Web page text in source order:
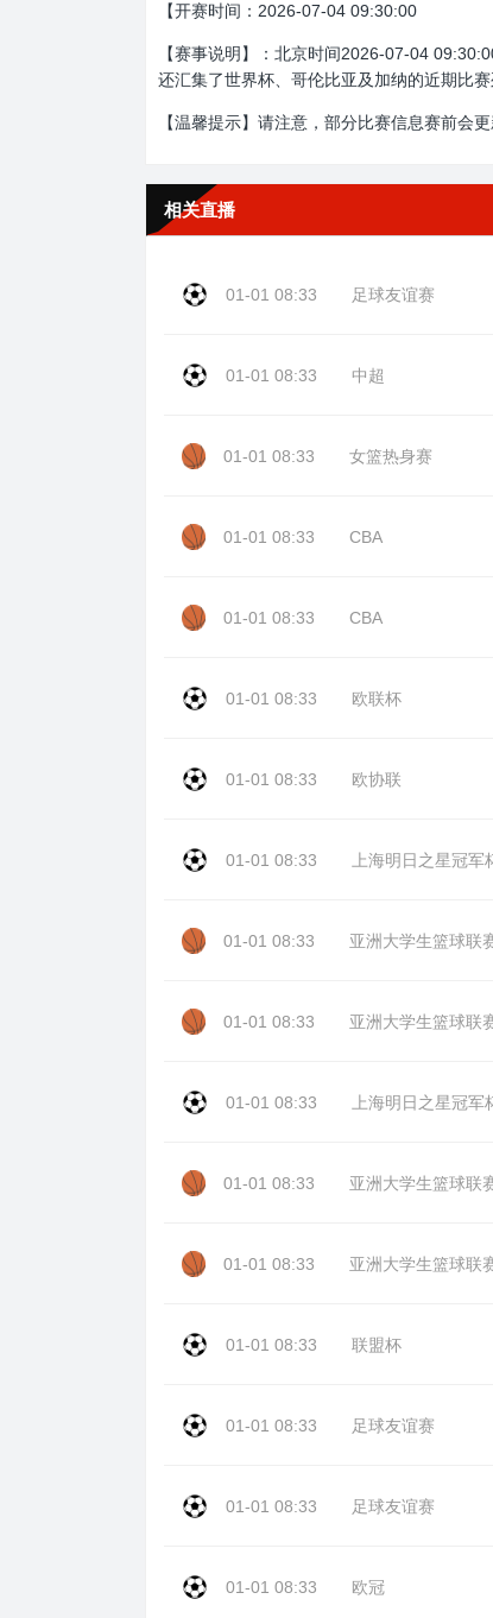
【开赛时间：2026-07-04 09:30:00
【赛事说明】：北京时间2026-07-04
还汇集了世界杯、哥伦比亚及加纳的近期比赛
【温馨提示】请注意，部分比赛信息赛前会
相关直播
01-01 08:33 足球友谊赛
01-01 08:33 中超
01-01 08:33 女篮热身赛
01-01 08:33 CBA
01-01 08:33 CBA
01-01 08:33 欧联杯
01-01 08:33 欧协联
01-01 08:33 上海明日之星冠军
01-01 08:33 亚洲大学生篮球联
01-01 08:33 亚洲大学生篮球联
01-01 08:33 上海明日之星冠军
01-01 08:33 亚洲大学生篮球联
01-01 08:33 亚洲大学生篮球联
01-01 08:33 联盟杯
01-01 08:33 足球友谊赛
01-01 08:33 足球友谊赛
01-01 08:33 欧冠